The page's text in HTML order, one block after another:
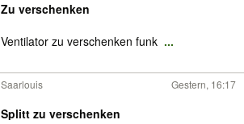
Zu verschenken
Ventilator zu verschenken funk ...
Saarlouis Gestern, 16:17
Splitt zu verschenken